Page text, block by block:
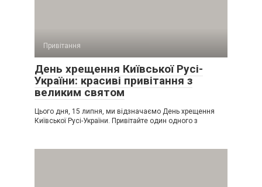
Привітання
День хрещення Київської Русі-
України: красиві привітання з
великим святом
Цього дня, 15 липня, ми відзначаємо День хрещення
Київської Русі-України. Привітайте один одного з